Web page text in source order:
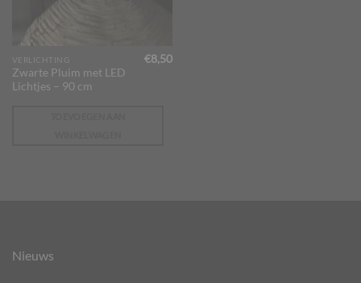
VERLICHTING
Zwarte Pluim met LED
Lichtjes – 90 cm
€8,50
Nieuws